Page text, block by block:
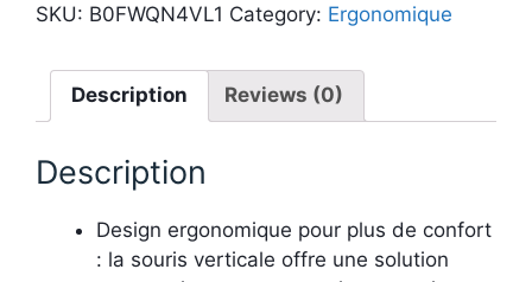
SKU: B0FWQN4VL1 Category: Ergonomique
Description Reviews (0)
Description
Design ergonomique pour plus de confort
: la souris verticale offre une solution